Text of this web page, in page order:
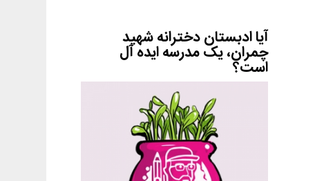
آیا ادبستان دخترانه شهید
چمران، یک مدرسه ایده آل
است؟